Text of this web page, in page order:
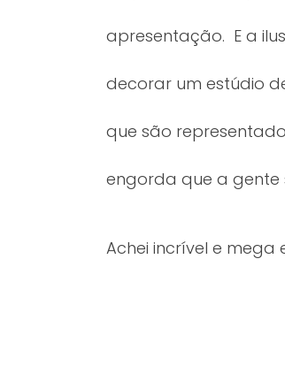
apresentação. E a
decorar um estúdio
que são
engorda que a gente
Achei incrível e